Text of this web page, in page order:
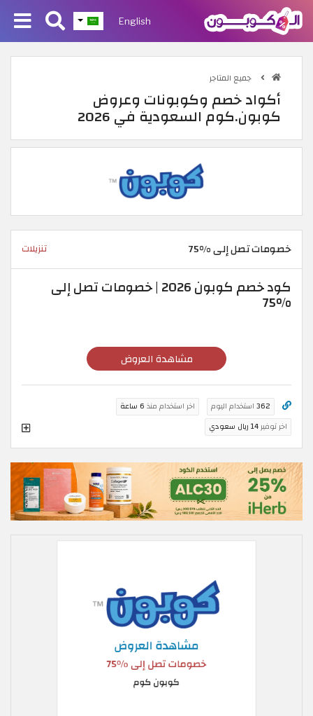
English
جميع المتاجر
أكواد خصم وكوبونات وعروض
كوبون.كوم السعودية في 2026
خصومات تصل إلى %75 تنزيلات
كود خصم كوبون 2026 | خصومات تصل إلى
%75
مشاهدة العروض
362 استخدام اليوم اخر استخدام منذ 6 ساعة
اخر توفير14 ريال سعودي